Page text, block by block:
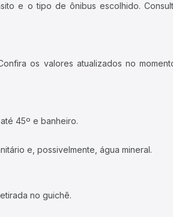
e o tipo de ônibus escolhido.
os valores atualizados no
45º e banheiro.
e, possivelmente, água mineral.
no guichê.